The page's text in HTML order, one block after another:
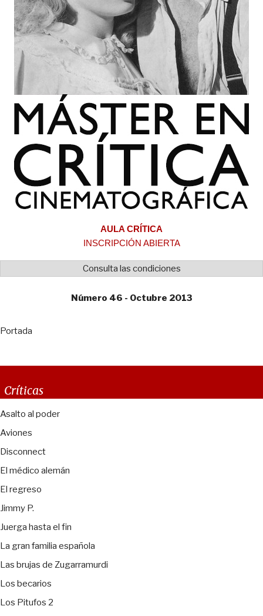
AULA CRÍTICA
INSCRIPCIÓN ABIERTA
Consulta las condiciones
Número 46 - Octubre 2013
Portada
Críticas
Asalto al poder
Aviones
Disconnect
El médico alemán
El regreso
Jimmy P.
Juerga hasta el fin
La gran familia española
Las brujas de Zugarramurdi
Los becarios
Los Pitufos 2